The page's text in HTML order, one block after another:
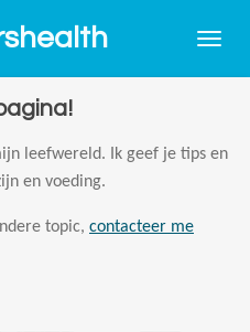
leefwereld. Ik geef je tips en
en voeding.
topic, contacteer me